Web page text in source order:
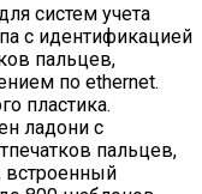
систем учета
с идентификацией
пальцев,
по ethernet.
пластика.
ладони с
пальцев,
встроенный